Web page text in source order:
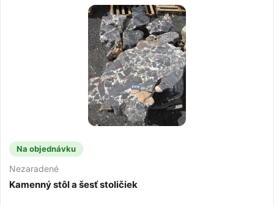
Na objednávku
Nezaradené
Kamenný stôl a šesť stoličiek